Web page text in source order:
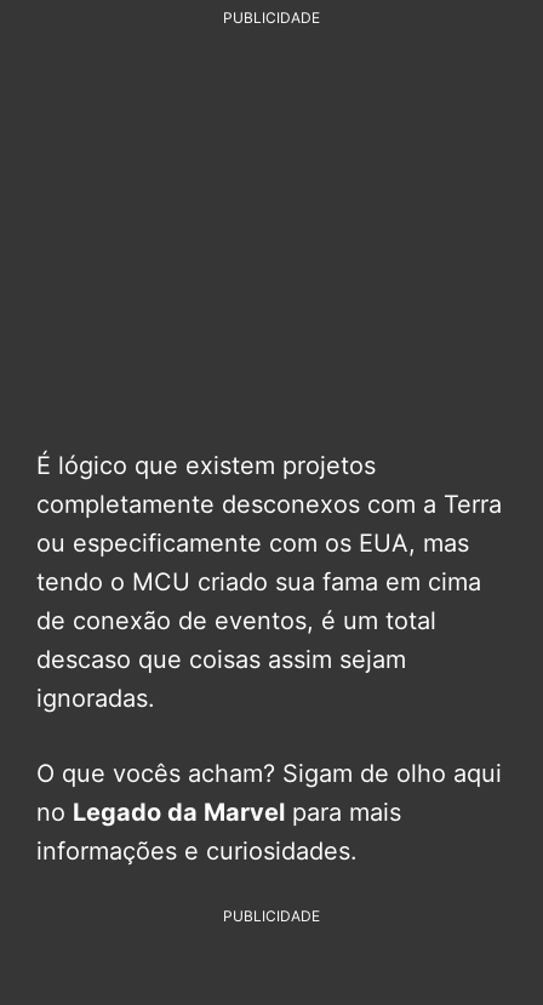
PUBLICIDADE
É lógico que existem projetos
completamente desconexos com a Terra
ou especificamente com os EUA, mas
tendo o MCU criado sua fama em cima
de conexão de eventos, é um total
descaso que coisas assim sejam
ignoradas.
O que vocês acham? Sigam de olho aqui
no Legado da Marvel para mais
informações e curiosidades.
PUBLICIDADE